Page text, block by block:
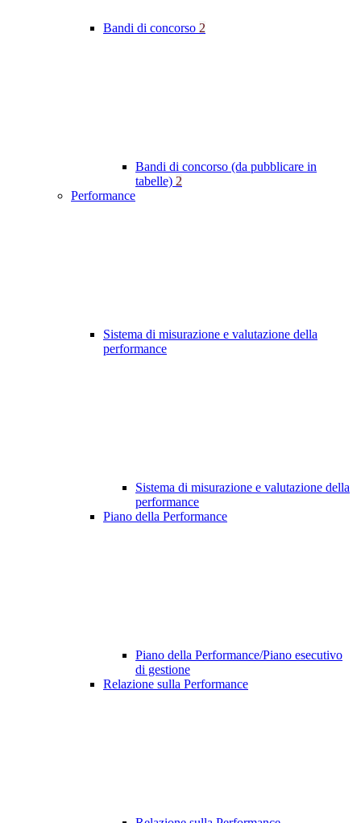
Bandi di concorso 2
Bandi di concorso (da pubblicare in
tabelle) 2
Performance
Sistema di misurazione e valutazione della
performance
Sistema di misurazione e valutazione della
performance
Piano della Performance
Piano della Performance/Piano esecutivo
di gestione
Relazione sulla Performance